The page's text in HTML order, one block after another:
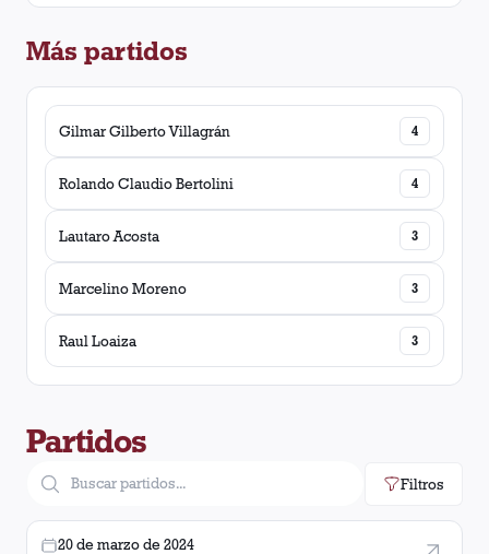
Más partidos
Gilmar Gilberto Villagrán 4
Rolando Claudio Bertolini 4
Lautaro Acosta 3
Marcelino Moreno 3
Raul Loaiza 3
Partidos
Filtros
20 de marzo de 2024